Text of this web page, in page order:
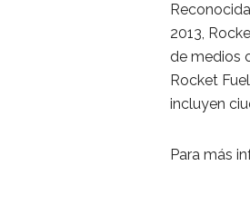
2013,
de medios
Rocket
incluyen
Para más